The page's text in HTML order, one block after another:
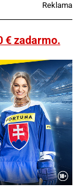
Reklama
€ zadarmo.